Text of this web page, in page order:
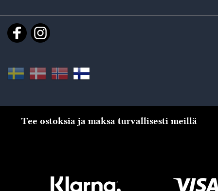
Tee ostoksia ja maksa turvallisesti meillä